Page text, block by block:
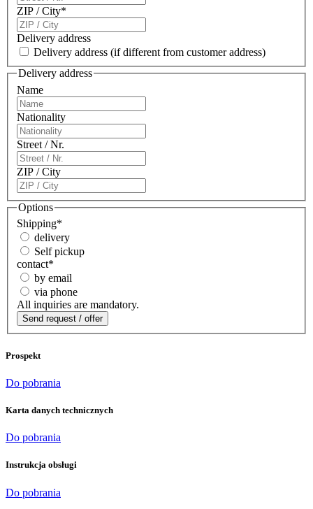
ZIP / City*
Delivery address
Delivery address (if different from customer address)
Delivery address
Name
Nationality
Street / Nr.
ZIP / City
Options
Shipping*
delivery
Self pickup
contact*
by email
via phone
All inquiries are mandatory.
Prospekt
Do pobrania
Karta danych technicznych
Do pobrania
Instrukcja obsługi
Do pobrania